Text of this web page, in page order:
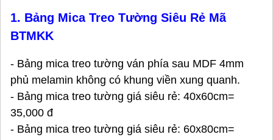
1. Bảng Mica Treo Tường Siêu Rẻ Mã
BTMKK
- Bảng mica treo tường ván phía sau MDF 4mm
phủ melamin không có khung viền xung quanh.
- Bảng mica treo tường giá siêu rẻ: 40x60cm=
35,000 đ
- Bảng mica treo tường giá siêu rẻ: 60x80cm=